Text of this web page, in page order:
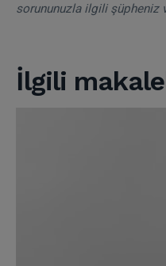
sorununuzla ilgili şüpheniz
İlgili